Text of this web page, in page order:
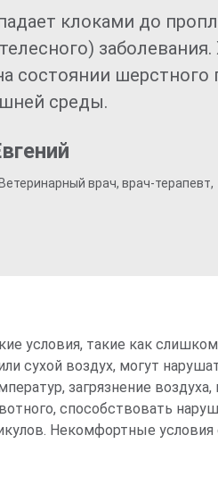
клоками до
состоянии шерстного
среды.
врач, врач-терапевт,
условия, такие как
сухой воздух, могут
загрязнение
способствовать
Некомфортные условия